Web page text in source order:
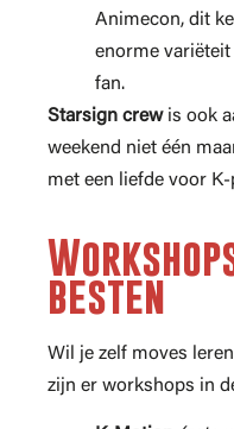
Animecon, dit
enorme
fan.
Starsign crewis ook
weekend niet één
met een liefde voor
besten
Wil je zelf moves
zijn er workshops in